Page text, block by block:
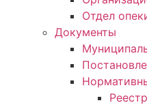
Отдел
Документы